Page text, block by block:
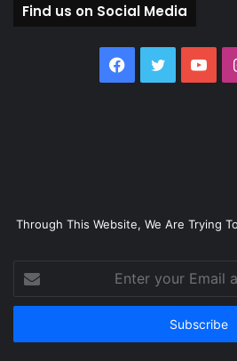
Find us on Social Media
Facebook
Twitter
Through This Website, We Are Trying
your
Email